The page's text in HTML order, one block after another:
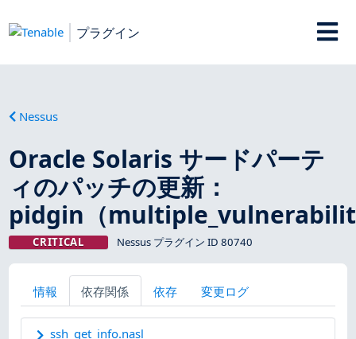
プラグイン
Nessus
Oracle Solaris サードパーテ
ィのパッチの更新：
pidgin（
CRITICAL Nessus プラグイン ID 80740
情報 依存関係 依存 変更ログ
ssh_get_info.nasl